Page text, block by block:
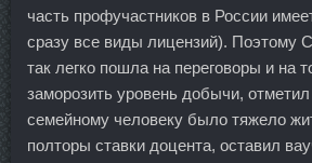
часть профучастников в России
сразу все виды лицензий). Поэтому
так легко пошла на переговоры и на
заморозить уровень добычи,
семейному человеку было тяжело
полторы ставки доцента, оставил